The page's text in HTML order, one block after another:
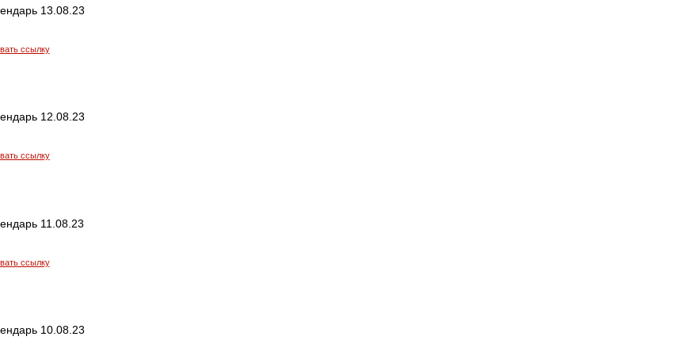
13.08.23
ссылку
12.08.23
ссылку
11.08.23
ссылку
10.08.23